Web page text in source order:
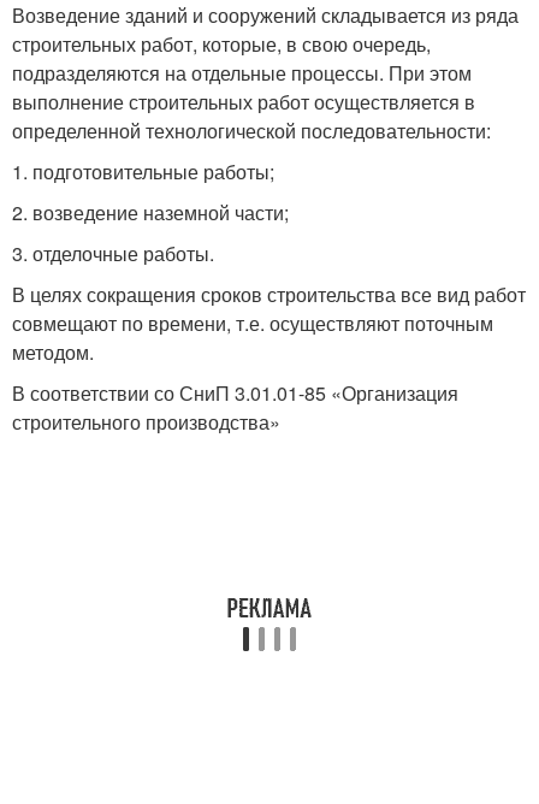
Возведение зданий и сооружений складывается из ряда
строительных работ, которые, в свою очередь,
подразделяются на отдельные процессы. При этом
выполнение строительных работ осуществляется в
определенной технологической последовательности:
1. подготовительные работы;
2. возведение наземной части;
3. отделочные работы.
В целях сокращения сроков строительства все вид работ
совмещают по времени, т.е. осуществляют поточным
методом.
В соответствии со СниП 3.01.01-85 «Организация
строительного производства»